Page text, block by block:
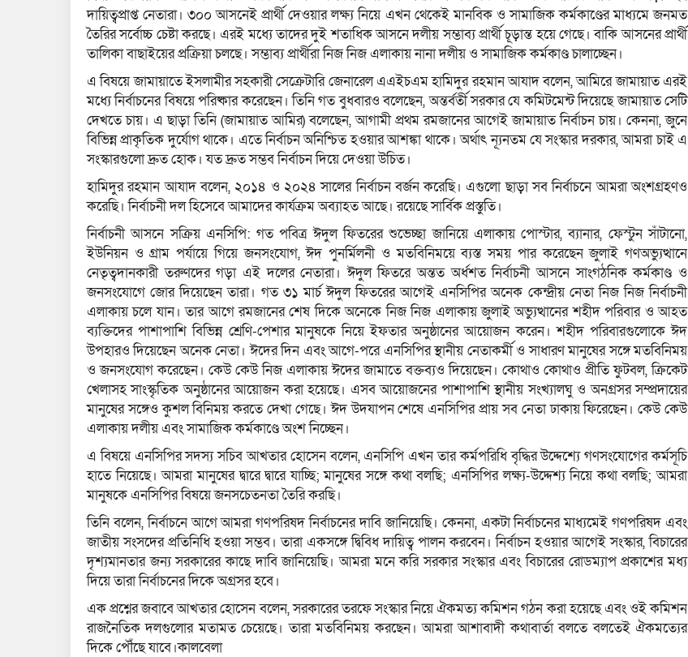
দায়িত্বপ্রাপ্ত নেতারা। ৩০০ আসনেই প্রার্থী দেওয়ার লক্ষ্য নিয়ে এখন থেকেই মানবিক ও সামাজিক কর্মকাণ্ডের মাধ্যমে জনমত
তৈরির সর্বোচ্চ চেষ্টা করছে। এরই মধ্যে তাদের দুই শতাধিক আসনে দলীয় সম্ভাব্য প্রার্থী চূড়ান্ত হয়ে গেছে। বাকি আসনের প্রার্থী
তালিকা বাছাইয়ের প্রক্রিয়া চলছে। সম্ভাব্য প্রার্থীরা নিজ নিজ এলাকায় নানা দলীয় ও সামাজিক কর্মকাণ্ড চালাচ্ছেন।
এ বিষয়ে জামায়াতে ইসলামীর সহকারী সেক্রেটারি জেনারেল এএইচএম হামিদুর রহমান আযাদ বলেন, আমিরে জামায়াত এরই
মধ্যে নির্বাচনের বিষয়ে পরিষ্কার করেছেন। তিনি গত বুধবারও বলেছেন, অন্তর্বর্তী সরকার যে কমিটমেন্ট দিয়েছে জামায়াত সেটি
দেখতে চায়। এ ছাড়া তিনি (জামায়াত আমির) বলেছেন, আগামী প্রথম রমজানের আগেই জামায়াত নির্বাচন চায়। কেননা, জুনে
বিভিন্ন প্রাকৃতিক দুর্যোগ থাকে। এতে নির্বাচন অনিশ্চিত হওয়ার আশঙ্কা থাকে। অর্থাৎ ন্যূনতম যে সংস্কার দরকার, আমরা চাই এ
সংস্কারগুলো দ্রুত হোক। যত দ্রুত সম্ভব নির্বাচন দিয়ে দেওয়া উচিত।
হামিদুর রহমান আযাদ বলেন, ২০১৪ ও ২০২৪ সালের নির্বাচন বর্জন করেছি। এগুলো ছাড়া সব নির্বাচনে আমরা অংশগ্রহণও
করেছি। নির্বাচনী দল হিসেবে আমাদের কার্যক্রম অব্যাহত আছে। রয়েছে সার্বিক প্রস্তুতি।
নির্বাচনী আসনে সক্রিয় এনসিপি: গত পবিত্র ঈদুল ফিতরের শুভেচ্ছা জানিয়ে এলাকায় পোস্টার, ব্যানার, ফেস্টুন সাঁটানো,
ইউনিয়ন ও গ্রাম পর্যায়ে গিয়ে জনসংযোগ, ঈদ পুনর্মিলনী ও মতবিনিময়ে ব্যস্ত সময় পার করেছেন জুলাই গণঅভ্যুত্থানে
নেতৃত্বদানকারী তরুণদের গড়া এই দলের নেতারা। ঈদুল ফিতরে অন্তত অর্ধশত নির্বাচনী আসনে সাংগঠনিক কর্মকাণ্ড ও
জনসংযোগে জোর দিয়েছেন তারা। গত ৩১ মার্চ ঈদুল ফিতরের আগেই এনসিপির অনেক কেন্দ্রীয় নেতা নিজ নিজ নির্বাচনী
এলাকায় চলে যান। তার আগে রমজানের শেষ দিকে অনেকে নিজ নিজ এলাকায় জুলাই অভ্যুত্থানের শহীদ পরিবার ও আহত
ব্যক্তিদের পাশাপাশি বিভিন্ন শ্রেণি-পেশার মানুষকে নিয়ে ইফতার অনুষ্ঠানের আয়োজন করেন। শহীদ পরিবারগুলোকে ঈদ
উপহারও দিয়েছেন অনেক নেতা। ঈদের দিন এবং আগে-পরে এনসিপির স্থানীয় নেতাকর্মী ও সাধারণ মানুষের সঙ্গে মতবিনিময়
ও জনসংযোগ করেছেন। কেউ কেউ নিজ এলাকায় ঈদের জামাতে বক্তব্যও দিয়েছেন। কোথাও কোথাও প্রীতি ফুটবল, ক্রিকেট
খেলাসহ সাংস্কৃতিক অনুষ্ঠানের আয়োজন করা হয়েছে। এসব আয়োজনের পাশাপাশি স্থানীয় সংখ্যালঘু ও অনগ্রসর সম্প্রদায়ের
মানুষের সঙ্গেও কুশল বিনিময় করতে দেখা গেছে। ঈদ উদযাপন শেষে এনসিপির প্রায় সব নেতা ঢাকায় ফিরেছেন। কেউ কেউ
এলাকায় দলীয় এবং সামাজিক কর্মকাণ্ডে অংশ নিচ্ছেন।
এ বিষয়ে এনসিপির সদস্য সচিব আখতার হোসেন বলেন, এনসিপি এখন তার কর্মপরিধি বৃদ্ধির উদ্দেশ্যে গণসংযোগের কর্মসূচি
হাতে নিয়েছে। আমরা মানুষের দ্বারে দ্বারে যাচ্ছি; মানুষের সঙ্গে কথা বলছি; এনসিপির লক্ষ্য-উদ্দেশ্য নিয়ে কথা বলছি; আমরা
মানুষকে এনসিপির বিষয়ে জনসচেতনতা তৈরি করছি।
তিনি বলেন, নির্বাচনে আগে আমরা গণপরিষদ নির্বাচনের দাবি জানিয়েছি। কেননা, একটা নির্বাচনের মাধ্যমেই গণপরিষদ এবং
জাতীয় সংসদের প্রতিনিধি হওয়া সম্ভব। তারা একসঙ্গে দ্বিবিধ দায়িত্ব পালন করবেন। নির্বাচন হওয়ার আগেই সংস্কার, বিচারের
দৃশ্যমানতার জন্য সরকারের কাছে দাবি জানিয়েছি। আমরা মনে করি সরকার সংস্কার এবং বিচারের রোডম্যাপ প্রকাশের মধ্য
দিয়ে তারা নির্বাচনের দিকে অগ্রসর হবে।
এক প্রশ্নের জবাবে আখতার হোসেন বলেন, সরকারের তরফে সংস্কার নিয়ে ঐকমত্য কমিশন গঠন করা হয়েছে এবং ওই কমিশন
রাজনৈতিক দলগুলোর মতামত চেয়েছে। তারা মতবিনিময় করছেন। আমরা আশাবাদী কথাবার্তা বলতে বলতেই ঐকমত্যের
দিকে পৌঁছে যাবে।কালবেলা